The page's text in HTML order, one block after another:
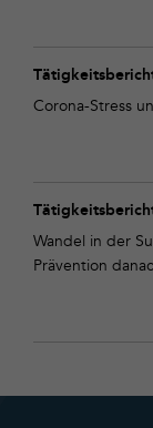
Corona-Stress
2020
Wandel in der
Prävention
2019